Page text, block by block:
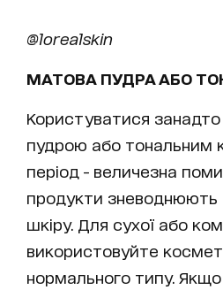
@lorealskin
МАТОВА ПУДРА АБО
Користуватися
пудрою або тональним
період - величезна
продукти зневоднюють
шкіру. Для сухої або
використовуйте
нормального типу.